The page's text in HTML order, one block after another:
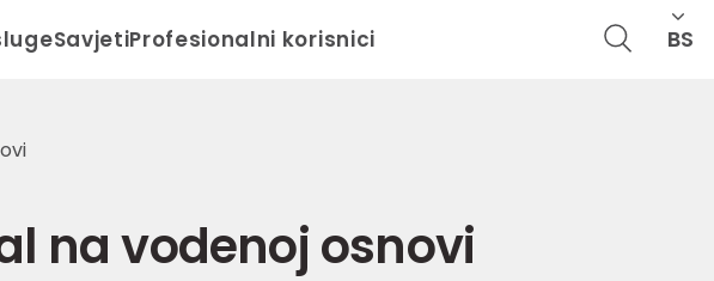
SavjetiProfesionalni korisnici BS
na vodenoj osnovi